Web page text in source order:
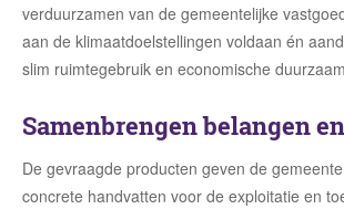
verduurzamen van de gemeentelijke
aan de klimaatdoelstellingen voldaan én
slim ruimtegebruik en economische
Samenbrengen belangen
De gevraagde producten geven de
concrete handvatten voor de exploitatie en